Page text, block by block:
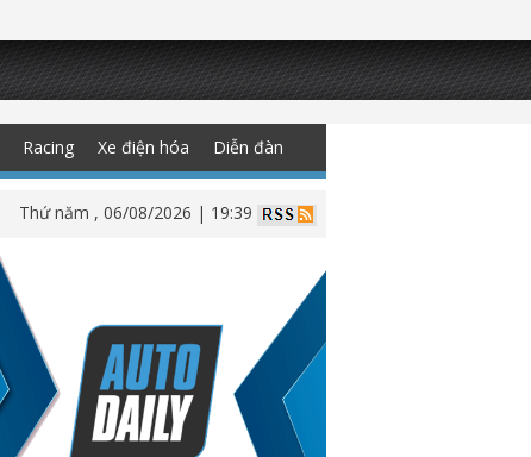
Racing Xe điện hóa Diễn đàn
Thứ năm , 06/08/2026 | 19:39